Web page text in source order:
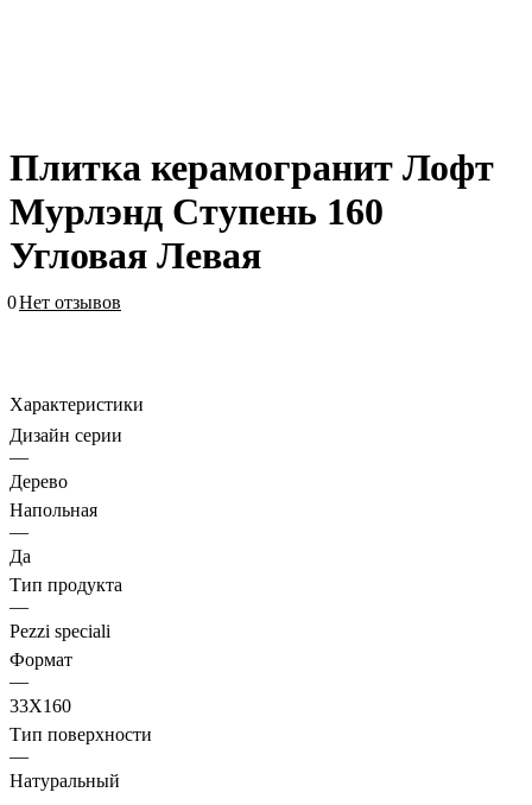
Плитка керамогранит Лофт
Мурлэнд Ступень 160
Угловая Левая
0Нет отзывов
Характеристики
Дизайн серии
—
Дерево
Напольная
—
Да
Тип продукта
—
Pezzi speciali
Формат
—
33X160
Тип поверхности
—
Натуральный